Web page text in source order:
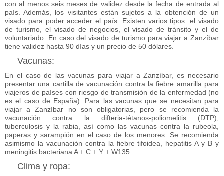
con al menos seis meses de validez desde la fecha de entrada al
país. Además, los visitantes están sujetos a la obtención de un
visado para poder acceder el país. Existen varios tipos: el visado
de turismo, el visado de negocios, el visado de tránsito y el de
voluntariado. En caso delvisado de turismo para viajar a Zanzíbar
tiene validez hasta 90 días y un precio de 50 dólares.
Vacunas:
En el caso de lasvacunas para viajar a Zanzíbar, es necesario
presentar una cartilla de vacunación contra la fiebre amarilla para
viajeros de países con riesgo de transmisión de la enfermedad (no
es el caso de España). Para las vacunas que se necesitan para
viajar a Zanzíbar no son obligatorias, pero se recomienda la
vacunación contra la difteria-tétanos-poliomelitis (DTP),
tuberculosis y la rabia, así como las vacunas contra la rubeola,
paperas y sarampión en el caso de los menores. Se recomienda
asimismo la vacunación contra la fiebre tifoidea, hepatitis A y B y
meningitis bacteriana A + C + Y + W135.
Clima y ropa: